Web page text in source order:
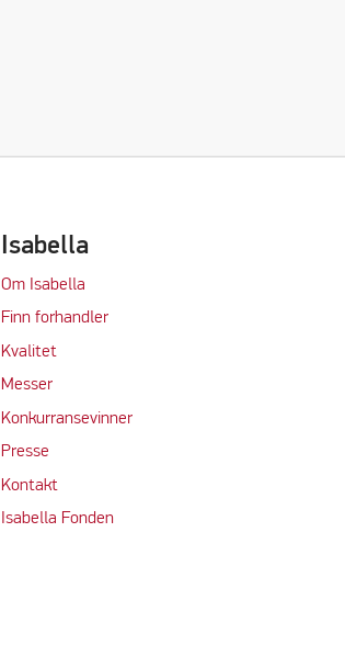
Isabella
Om Isabella
Finn forhandler
Kvalitet
Messer
Konkurransevinner
Presse
Kontakt
Isabella Fonden